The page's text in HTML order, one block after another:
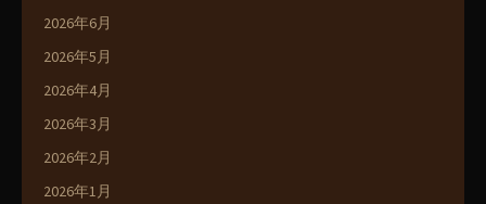
2026年6月
2026年5月
2026年4月
2026年3月
2026年2月
2026年1月